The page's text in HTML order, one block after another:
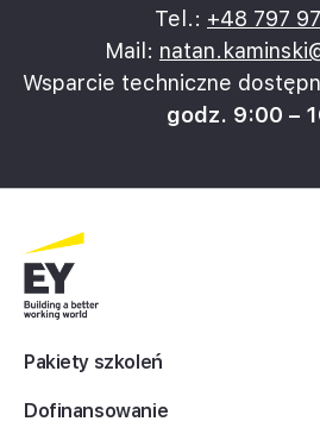
Tel.: +48 797
Mail:
Wsparcie techniczne
godz. 9:00 –
Pakiety szkoleń
Dofinansowanie